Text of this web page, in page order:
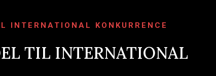
INTERNATIONAL KONKURRENCE
TIL INTERNATIONAL